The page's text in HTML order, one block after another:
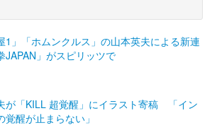
1」「ホムンクルス」の山本英夫による新連
JAPAN」がスピリッツで
が「KILL 超覚醒」にイラスト寄稿 「イン
覚醒が止まらない」